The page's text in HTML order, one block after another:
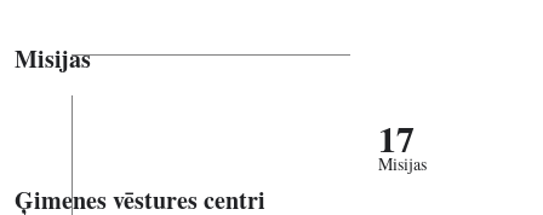
Misijas
17
Misijas
Ģimenes vēstures centri